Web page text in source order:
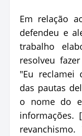
Em relação
defendeu e
trabalho
resolveu
"Eu reclamei
das pautas
o nome do
informações.